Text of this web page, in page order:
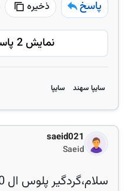
پاسخ ذخیره
نمایش 2 پاسخ به این نظر ...
سایپا سهند سایپا
saeid021
Saeid